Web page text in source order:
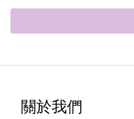
關於我們